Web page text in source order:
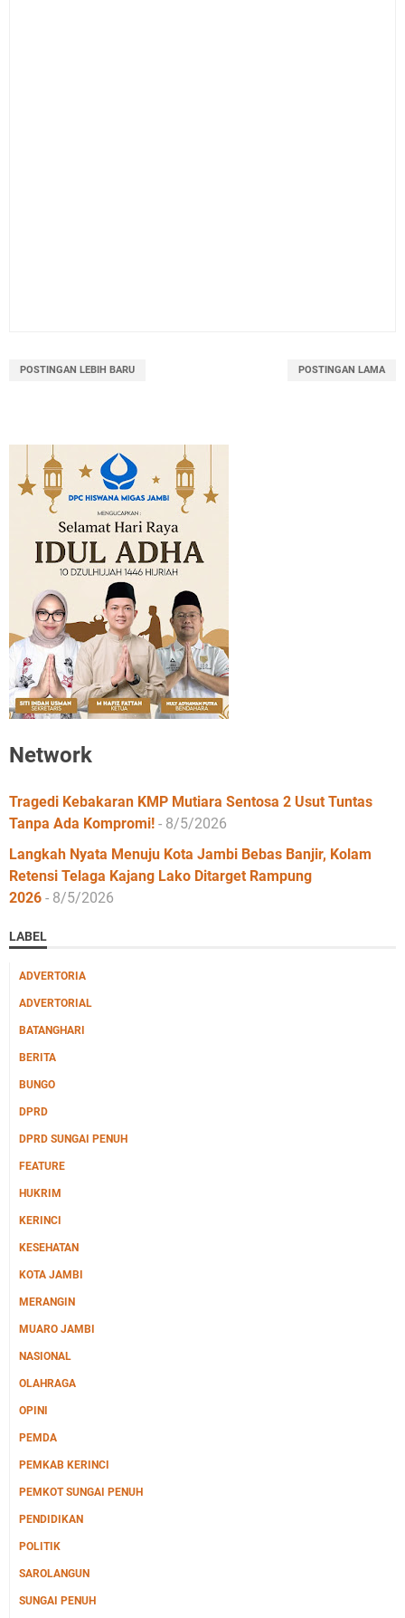
POSTINGAN LEBIH BARU POSTINGAN LAMA
Network
Tragedi Kebakaran KMP Mutiara Sentosa 2 Usut Tuntas
Tanpa Ada Kompromi! - 8/5/2026
Langkah Nyata Menuju Kota Jambi Bebas Banjir, Kolam
Retensi Telaga Kajang Lako Ditarget Rampung
2026 - 8/5/2026
LABEL
ADVERTORIA
ADVERTORIAL
BATANGHARI
BERITA
BUNGO
DPRD
DPRD SUNGAI PENUH
FEATURE
HUKRIM
KERINCI
KESEHATAN
KOTA JAMBI
MERANGIN
MUARO JAMBI
NASIONAL
OLAHRAGA
OPINI
PEMDA
PEMKAB KERINCI
PEMKOT SUNGAI PENUH
PENDIDIKAN
POLITIK
SAROLANGUN
SUNGAI PENUH